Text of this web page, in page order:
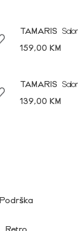
TAMARIS
159,00 KM
TAMARIS
139,00 KM
Podrška